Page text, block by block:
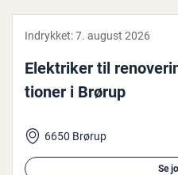
Indrykket:7. august 2026
Elek­tri­ker til
tio­ner i Brørup
6650 Brørup
Se